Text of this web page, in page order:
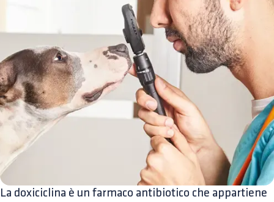
La doxiciclina è un farmaco antibiotico che appartiene